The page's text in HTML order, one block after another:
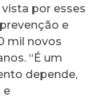
por esses
e
mil novos
“É um
depende,
e